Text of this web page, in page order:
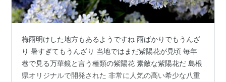
梅雨明けした地方もあるようですね 雨ばかりでもうんざ
り 暑すぎてもうんざり 当地ではまだ紫陽花が見頃 毎年
巷で見る万華鏡と言う種類の紫陽花 素敵な紫陽花だ 島根
県オリジナルで開発された 非常に人気の高い希少な八重